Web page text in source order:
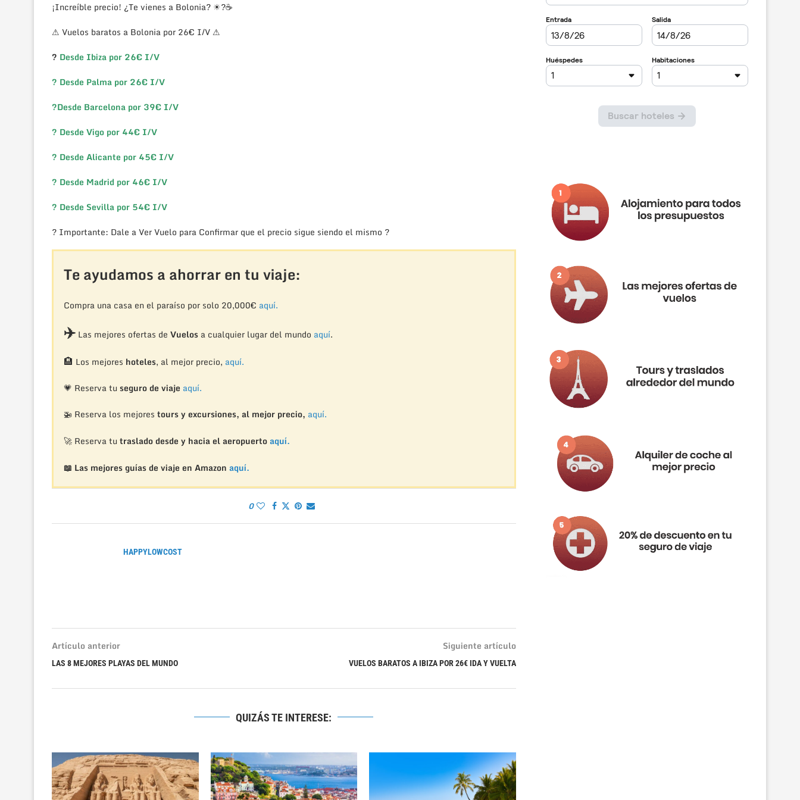
¡Increíble precio! ¿Te vienes a Bolonia? ☀?☕
⚠ Vuelos baratos a Bolonia por 26€ I/V ⚠
? Desde Ibiza por 26€ I/V
? Desde Palma por 26€ I/V
?Desde Barcelona por 39€ I/V
? Desde Vigo por 44€ I/V
? Desde Alicante por 45€ I/V
? Desde Madrid por 46€ I/V
? Desde Sevilla por 54€ I/V
? Importante: Dale a Ver Vuelo para Confirmar que el precio sigue siendo el mismo ?
Te ayudamos a ahorrar en tu viaje:
Compra una casa en el paraíso por solo 20,000€ aquí.
✈️Las mejores ofertas de Vuelosa cualquier lugar del mundo aquí.
🏨 Los mejores hoteles, al mejor precio, aquí.
💗 Reserva tu seguro de viaje aquí.
🚁 Reserva los mejores tours y excursiones, al mejor precio, aquí.
🚀 Reserva tu traslado desde y hacia el aeropuertoaquí.
📖 Las mejores guías de viaje en Amazon aquí.
0
HAPPYLOWCOST
Artículo anterior
LAS 8 MEJORES PLAYAS DEL MUNDO
Siguiente artículo
VUELOS BARATOS A IBIZA POR 26€ IDA Y VUELTA
QUIZÁS TE INTERESE: